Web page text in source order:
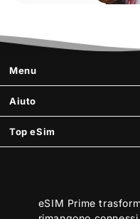
Menu
Aiuto
Top eSim
eSIM Prime